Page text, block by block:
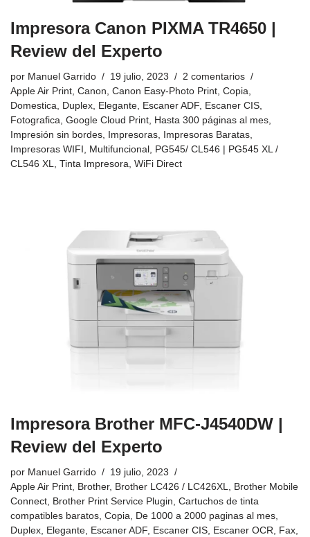
Impresora Canon PIXMA TR4650 |
Review del Experto
por Manuel Garrido 19 julio, 2023
2 comentarios
Apple Air Print Canon Canon Easy-Photo Print Copia
Domestica
Duplex Elegante Escaner ADF Escaner CIS
Fotografica Google Cloud Print Hasta 300 páginas al mes
Impresión sin bordes
Impresoras Impresoras Baratas
Impresoras WIFI
Multifuncional
PG545/ CL546 | PG545 XL /
CL546 XL
Tinta Impresora WiFi Direct
Impresora Brother MFC-J4540DW |
Review del Experto
por Manuel Garrido
19 julio, 2023
Apple Air Print, Brother, Brother LC426 / LC426XL, Brother Mobile
Connect, Brother Print Service Plugin, Cartuchos de tinta
compatibles baratos, Copia, De 1000 a 2000 paginas al mes,
Duplex, Elegante, Escaner ADF, Escaner CIS, Escaner OCR, Fax,